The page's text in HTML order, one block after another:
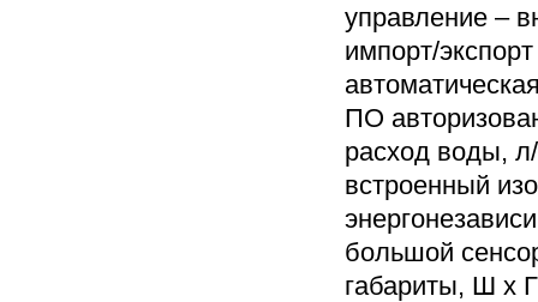
управление –
импорт/
ПО
расход воды,
встроенный
большой
габариты, Ш х